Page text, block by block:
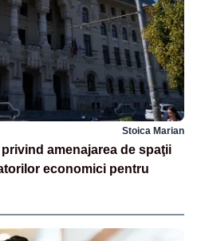
Stoica Marian
amenajarea de spaţii
economici pentru